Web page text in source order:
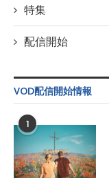
特集
配信開始
VOD配信開始情報
1